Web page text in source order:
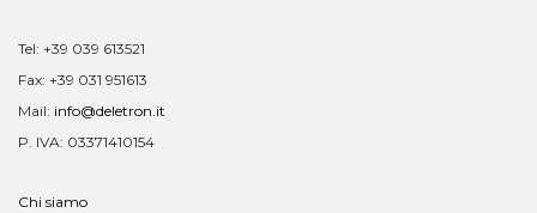
Tel: +39 039 613521
Fax: +39 031 951613
Mail: info@deletron.it
P. IVA: 03371410154
Chi siamo